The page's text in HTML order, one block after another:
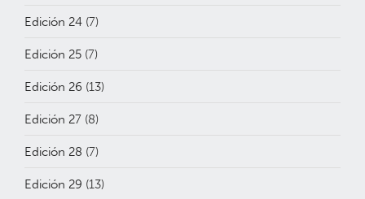
Edición 24 (7)
Edición 25 (7)
Edición 26 (13)
Edición 27 (8)
Edición 28 (7)
Edición 29 (13)